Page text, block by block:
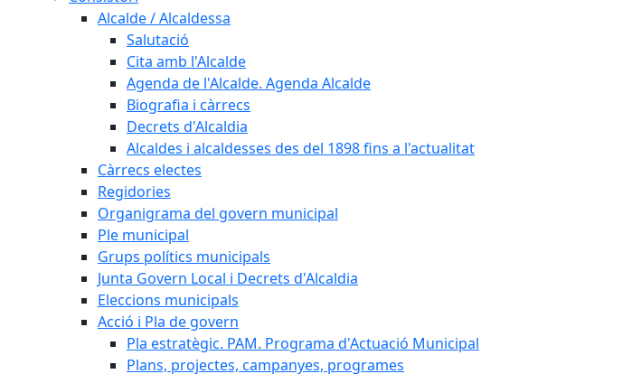
Alcalde / Alcaldessa
Salutació
Cita amb l'Alcalde
Agenda de l'Alcalde. Agenda Alcalde
Biografia i càrrecs
Decrets d'Alcaldia
Alcaldes i alcaldesses des del 1898 fins a l'actualitat
Càrrecs electes
Regidories
Organigrama del govern municipal
Ple municipal
Grups polítics municipals
Junta Govern Local i Decrets d'Alcaldia
Eleccions municipals
Acció i Pla de govern
Pla estratègic. PAM. Programa d'Actuació Municipal
Plans, projectes, campanyes, programes